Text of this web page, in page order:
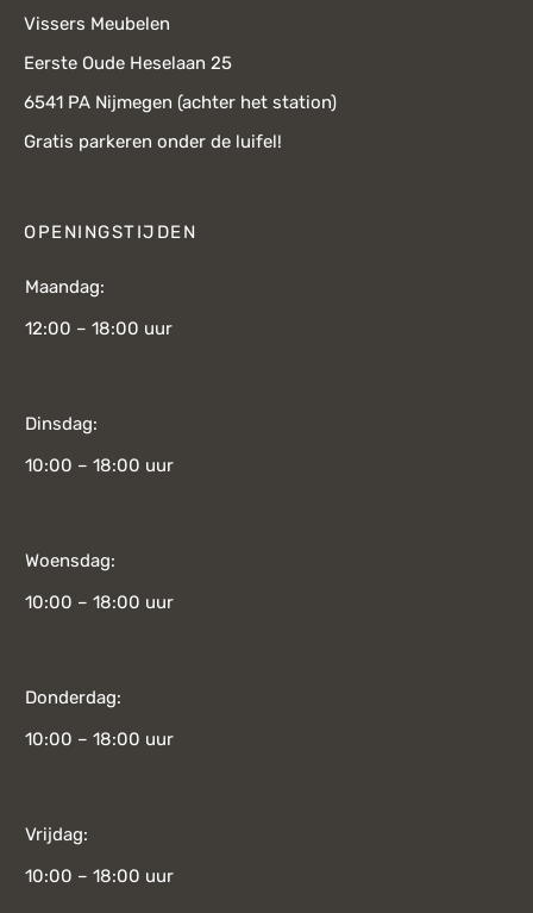
Vissers Meubelen
Eerste Oude Heselaan 25
6541 PA Nijmegen (achter het station)
Gratis parkeren onder de luifel!
OPENINGSTIJDEN
Maandag:
12:00 – 18:00 uur
Dinsdag:
10:00 – 18:00 uur
Woensdag:
10:00 – 18:00 uur
Donderdag:
10:00 – 18:00 uur
Vrijdag:
10:00 – 18:00 uur